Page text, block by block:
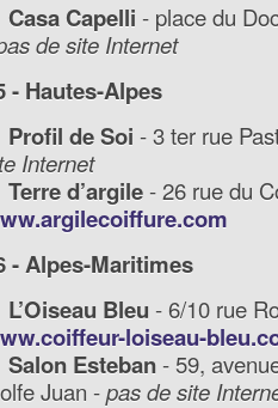
Casa Capelli - place du
de site Internet
- Hautes-Alpes
Profil de Soi - 3 ter rue
Internet
Terre d’argile- 26 rue du
- Alpes-Maritimes
L’Oiseau Bleu - 6/10 rue
loiseau-
Salon Esteban- 59,
Juan -pas de site